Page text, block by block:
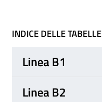
INDICE DELLE TABELLE
Linea B1
Linea B2